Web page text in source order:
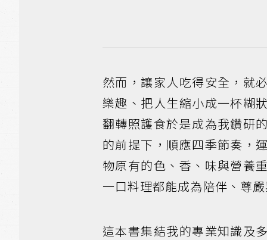
然而，讓家人吃得安全，就
樂趣、把人生縮小成一杯糊
翻轉照護食於是成為我鑽研
的前提下，順應四季節奏，
物原有的色、香、味與營養
一口料理都能成為陪伴、尊
這本書集結我的專業知識及